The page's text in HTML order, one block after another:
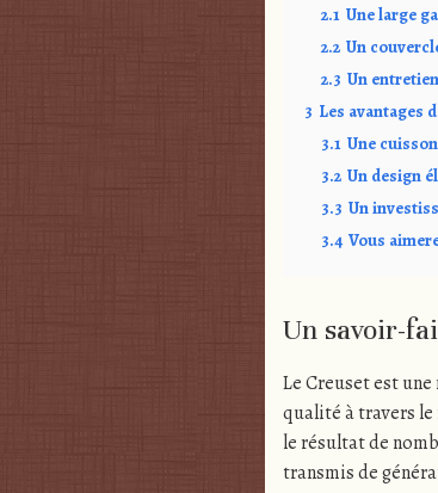
2.1 Une large
2.2 Un
2.3 Un
3 Les avantages
3.1 Une
3.2 Un design
3.3 Un
3.4 Vous
Un savoir-
Le Creuset est
qualité à travers
le résultat de
transmis de